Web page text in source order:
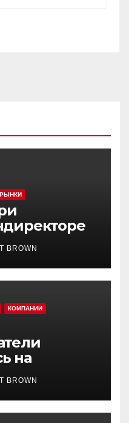
РЫНКИ
число
BROWN
КОМПАНИИ
на
стрит
BROWN